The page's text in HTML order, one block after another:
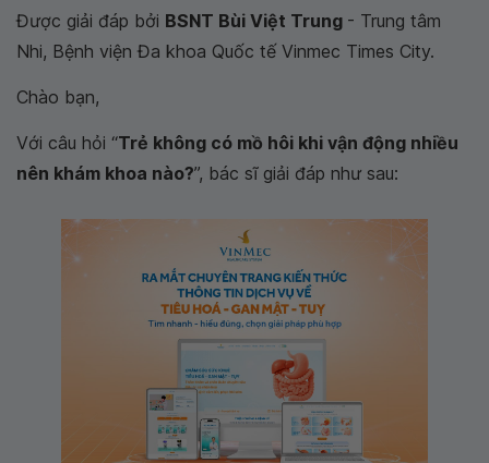
Được giải đáp bởi BSNT Bùi Việt Trung - Trung tâm
Nhi, Bệnh viện Đa khoa Quốc tế Vinmec Times City.
Chào bạn,
Với câu hỏi “Trẻ không có mồ hôi khi vận động nhiều
nên khám khoa nào?”, bác sĩ giải đáp như sau: